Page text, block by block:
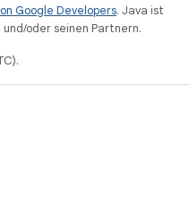
Google Developers. Java ist
oder seinen Partnern.